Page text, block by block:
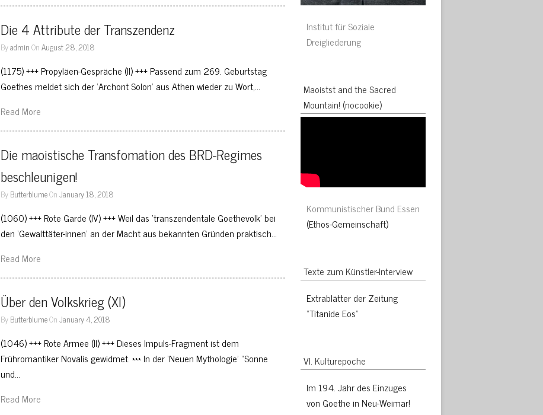
Die 4 Attribute der Transzendenz
ByadminOnAugust 28, 2018
(1175) +++ Propyläen-Gespräche (II) +++ Passend zum 269. Geburtstag
Goethes meldet sich der ‘Archont Solon’ aus Athen wieder zu Wort,…
Read More
Die maoistische Transfomation des BRD-Regimes
beschleunigen!
ByButterblumeOnJanuary 18, 2018
(1060) +++ Rote Garde (IV) +++ Weil das ‘transzendentale Goethevolk’ bei
den ‘Gewalttäter-innen’ an der Macht aus bekannten Gründen praktisch…
Read More
Über den Volkskrieg (XI)
ByButterblumeOnJanuary 4, 2018
(1046) +++ Rote Armee (II) +++ Dieses Impuls-Fragment ist dem
Frühromantiker Novalis gewidmet. *** In der ‘Neuen Mythologie’ “Sonne
und…
Read More
Institut für Soziale
Dreigliederung
Maoistst and the Sacred
Mountain! (nocookie)
Kommunistischer Bund Essen
(Ethos-Gemeinschaft)
Texte zum Künstler-Interview
Extrablätter der Zeitung
“Titanide Eos”
VI. Kulturepoche
Im 194. Jahr des Einzuges
von Goethe in Neu-Weimar!